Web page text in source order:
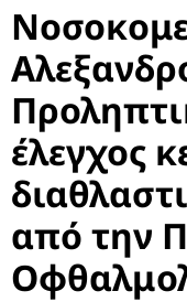
έλεγχος
από την